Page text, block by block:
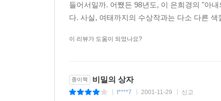
들어서일까. 어쨌든 98년도, 이 은희경의 "아
다. 사실, 여태까지의 수상작과는 다소 다른
이 리뷰가 도움이 되었나요?
종이책 비밀의 상자
t****7 2001-11-29 신고